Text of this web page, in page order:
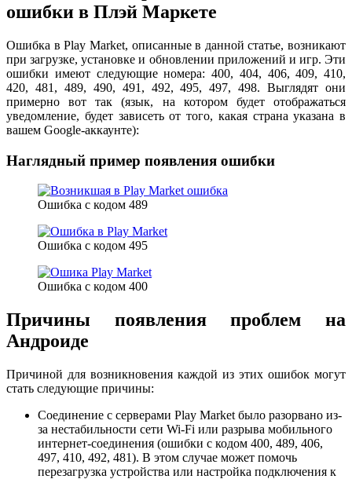
ошибки в Плэй Маркете
Ошибка в Play Market, описанные в данной статье, возникают
при загрузке, установке и обновлении приложений и игр. Эти
ошибки имеют следующие номера: 400, 404, 406, 409, 410,
420, 481, 489, 490, 491, 492, 495, 497, 498. Выглядят они
примерно вот так (язык, на котором будет отображаться
уведомление, будет зависеть от того, какая страна указана в
вашем Google-аккаунте):
Наглядный пример появления ошибки
Ошибка с кодом 489
Ошибка с кодом 495
Ошибка с кодом 400
Причины появления проблем на
Андроиде
Причиной для возникновения каждой из этих ошибок могут
стать следующие причины:
Соединение с серверами Play Market было разорвано из-
за нестабильности сети Wi-Fi или разрыва мобильного
интернет-соединения (ошибки с кодом 400, 489, 406,
497, 410, 492, 481). В этом случае может помочь
перезагрузка устройства или настройка подключения к